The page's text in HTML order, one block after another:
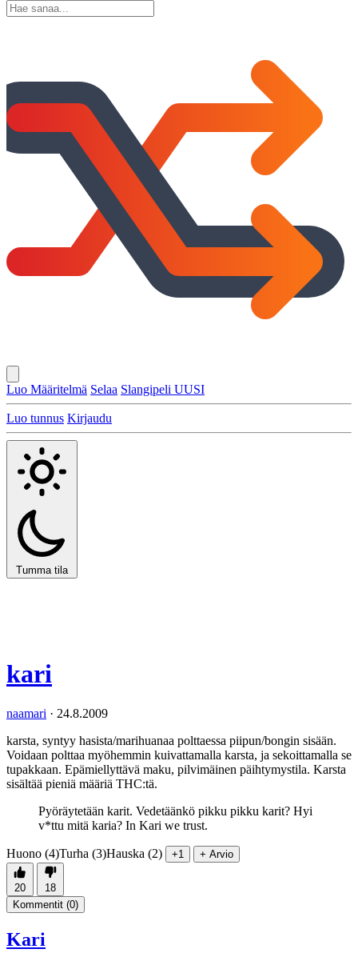
Luo Määritelmä Selaa Slangipeli UUSI
Luo tunnus Kirjaudu
Tumma tila
kari
naamari · 24.8.2009
karsta, syntyy hasista/marihuanaa polttaessa piipun/bongin sisään.
Voidaan polttaa myöhemmin kuivattamalla karsta, ja sekoittamalla se
tupakkaan. Epämiellyttävä maku, pilvimäinen päihtymystila. Karsta
sisältää pieniä määriä THC:tä.
Pyöräytetään karit. Vedetäänkö pikku pikku karit? Hyi
v*ttu mitä karia? In Kari we trust.
Huono (4)Turha (3)Hauska (2) +1 + Arvio
20
18
Kommentit (0)
Kari